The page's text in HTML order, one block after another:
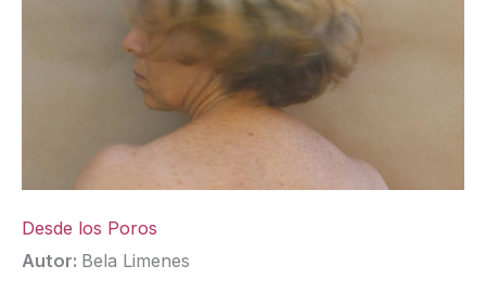
Desde los Poros
Autor: Bela Limenes